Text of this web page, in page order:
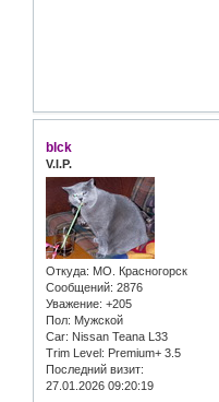
blck
V.I.P.
Откуда: МО. Красногорск
Сообщений: 2876
Уважение: +205
Пол: Мужской
Car: Nissan Teana L33
Trim Level: Premium+ 3.5
Последний визит:
27.01.2026 09:20:19